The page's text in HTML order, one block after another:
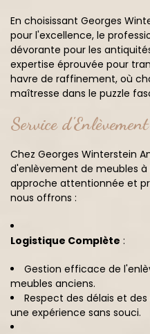
En choisissant Georges
pour l'excellence, le
dévorante pour les
expertise éprouvée pour
havre de raffinement, où
maîtresse dans le puzzle
Service
Chez Georges Winterstein
d'enlèvement de meubles à
approche attentionnée et
nous offrons :
Logistique Complète :
Gestion efficace de
meubles anciens.
Respect des délais et
une expérience sans souci.